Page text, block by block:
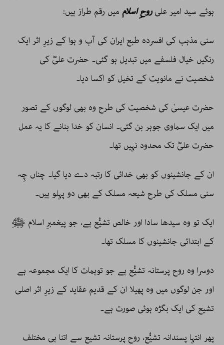
ہوئے سید امیر علیروحِ اسلام میں رقم طراز ہیں:
سنی مذہب کی افسردہ طبع ایران کی آب و ہوا کے زیرِ اثر ایک
رنگیں خیال فلسفے میں تبدیل ہو گئی۔ حضرت علیؓ کی
شخصیت نے مانویت کے تخیل کو اکسا دیا۔
حضرت عیسیٰ کی شخصیت کی طرح وہ بھی لوگوں کے تصور
میں ایک سماوی جوہر بن گئی۔ انسان کو خدا بنانے کا یہ عمل
حضرت علیؓ تک محدود نہیں تھا۔
ان کے جانشینوں کو بھی خدائی کا رتبہ دے دیا گیا۔ چناں چِہ
سنی مسلک کی طرح شیعہ مسلک کے بھی دو پہلو ہیں۔
ایک تو وہ سیدھا سادا اور خالص تشیُّع ہے، جو پیغمبرِ اسلام ﷺ
کے ابتدائی جانشینوں کا مسلک تھا۔
دوسرا وہ روح پرستانہ تشیُّع ہے جو توہمات کا ایک مجموعہ ہے
اور جن لوگوں میں وہ پھیلا ان کے قدیم عقاید کے زیرِ اثر اصلی
تشیع کی ایک بگڑہ ہوئی صورت ہے۔
پھر انتہا پسندانہ تشیُّع، روح پرستانہ تشیع سے اتنا ہی مختلف